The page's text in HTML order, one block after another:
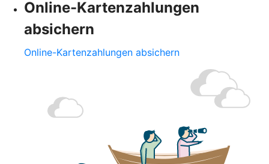
Online-Kartenzahlungen
absichern
Online-Kartenzahlungen absichern